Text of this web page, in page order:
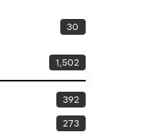
30
1,502
392
273